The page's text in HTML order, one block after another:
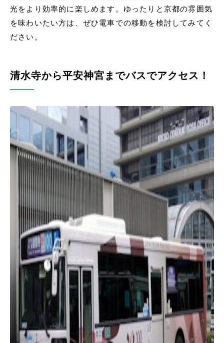
光をより効率的に楽しめます。ゆったりと京都の雰囲気
を味わいたい方は、ぜひ電車での移動を検討してみてく
ださい。
清水寺から平安神宮までバスでアクセス！